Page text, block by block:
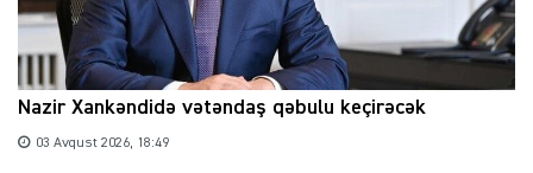
Nazir Xankəndidə vətəndaş qəbulu keçirəcək
03 Avqust 2026, 18:49